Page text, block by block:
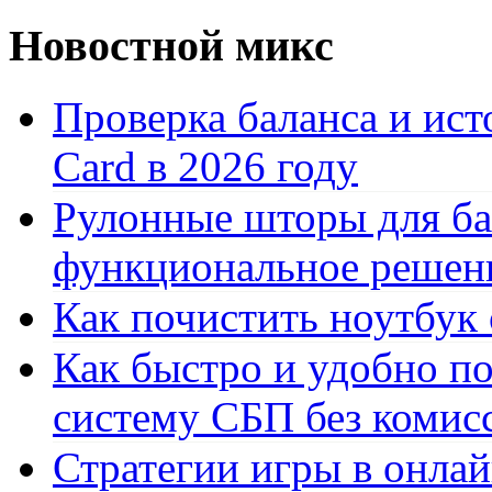
Новостной микс
Проверка баланса и
Card в 2026 году
Рулонные шторы для
функциональное
Как почистить
Как быстро и удобно
систему СБП без
Стратегии игры в